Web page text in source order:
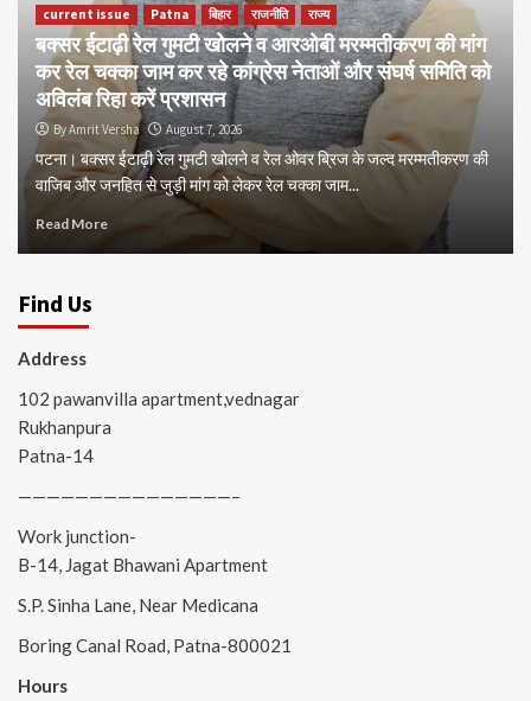
current issue Patna बिहार राजनीति राज्य
बक्सर ईटाढ़ी रेल गुमटी खोलने व आरओबी मरम्मतीकरण की मांग
कर रेल चक्का जाम कर रहे कांग्रेस नेताओं और संघर्ष समिति को
अविलंब रिहा करें प्रशासन
By Amrit Versha August 7, 2026
पटना। बक्सर ईटाढ़ी रेल गुमटी खोलने व रेल ओवर ब्रिज के जल्द मरम्मतीकरण की
वाजिब और जनहित से जुड़ी मांग को लेकर रेल चक्का जाम...
Read More
Find Us
Address
102 pawanvilla apartment,vednagar
Rukhanpura
Patna-14
———————————————–
Work junction-
B-14, Jagat Bhawani Apartment
S.P. Sinha Lane, Near Medicana
Boring Canal Road, Patna-800021
Hours